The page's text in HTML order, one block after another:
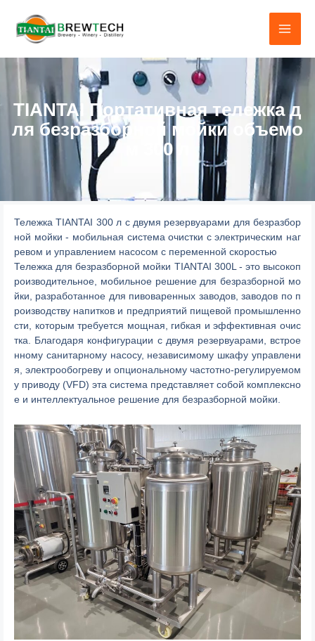
TIANTAI Портативная тележка д
ля безразборной мойки объемо
м 300 л
Тележка TIANTAI 300 л с двумя резервуарами для безразбор
ной мойки - мобильная система очистки с электрическим наг
ревом и управлением насосом с переменной скоростью
Тележка для безразборной мойки TIANTAI 300L - это высокоп
роизводительное, мобильное решение для безразборной мо
йки, разработанное для пивоваренных заводов, заводов по п
роизводству напитков и предприятий пищевой промышленно
сти, которым требуется мощная, гибкая и эффективная очис
тка. Благодаря конфигурации с двумя резервуарами, встрое
нному санитарному насосу, независимому шкафу управлени
я, электрообогреву и опциональному частотно-регулируемом
у приводу (VFD) эта система представляет собой комплексно
е и интеллектуальное решение для безразборной мойки.